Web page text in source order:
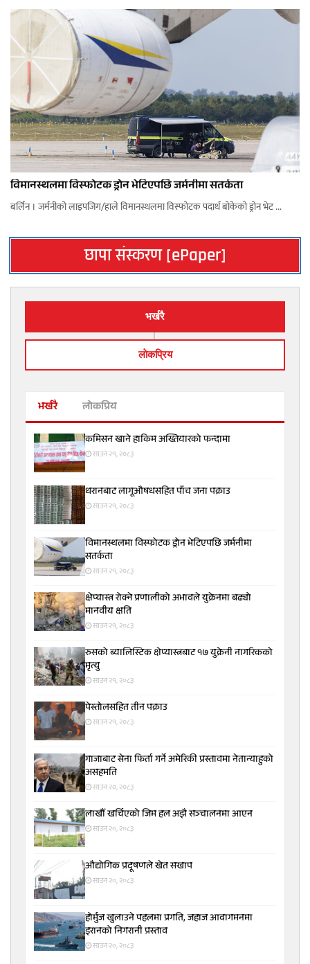
विमानस्थलमा विस्फोटक ड्रोन भेटिएपछि जर्मनीमा सतर्कता
बर्लिन । जर्मनीको लाइपजिग/हाले विमानस्थलमा विस्फोटक पदार्थ बोकेको ड्रोन भेट ...
छापा संस्करण [ePaper]
भर्खरै
लाेकप्रिय
भर्खरै लोकप्रिय
कमिसन खाने हाकिम अख्तियारको फन्दामा
साउन २१, २०८३
धरानबाट लागूऔषधसहित पाँच जना पक्राउ
साउन २१, २०८३
विमानस्थलमा विस्फोटक ड्रोन भेटिएपछि जर्मनीमा
सतर्कता
साउन २१, २०८३
क्षेप्यास्त्र रोक्ने प्रणालीको अभावले युक्रेनमा बढ्यो
मानवीय क्षति
साउन २१, २०८३
रुसको ब्यालिस्टिक क्षेप्यास्त्रबाट १७ युक्रेनी नागरिकको
मृत्यु
साउन २१, २०८३
पेस्तोलसहित तीन पक्राउ
साउन २१, २०८३
गाजाबाट सेना फिर्ता गर्ने अमेरिकी प्रस्तावमा नेतान्याहुको
असहमति
साउन २०, २०८३
लाखौँ खर्चिएको जिम हल अझै सञ्चालनमा आएन
साउन २०, २०८३
औद्योगिक प्रदूषणले खेत सखाप
साउन २०, २०८३
होर्मुज खुलाउने पहलमा प्रगति, जहाज आवागमनमा
इरानको निगरानी प्रस्ताव
साउन २०, २०८३